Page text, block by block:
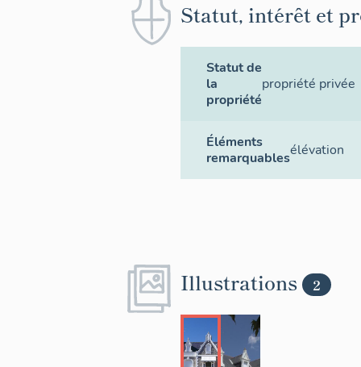
Statut, intérêt et
Statut de
la
propriété
propriété privée
Éléments
remarquablesélévation
Illustrations 2